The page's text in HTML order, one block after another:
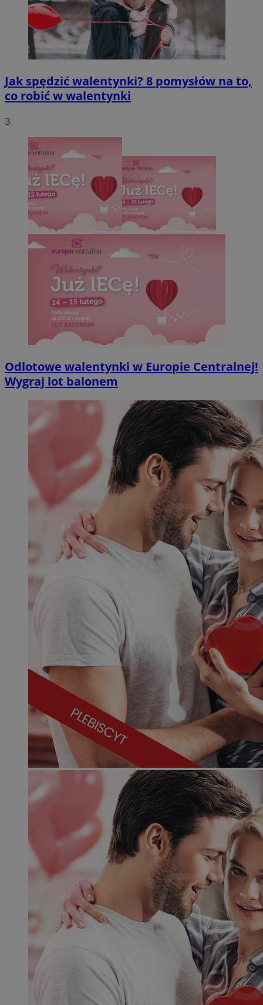
Jak spędzić walentynki? 8 pomysłów na to,
co robić w walentynki
3
Odlotowe walentynki w Europie Centralnej!
Wygraj lot balonem